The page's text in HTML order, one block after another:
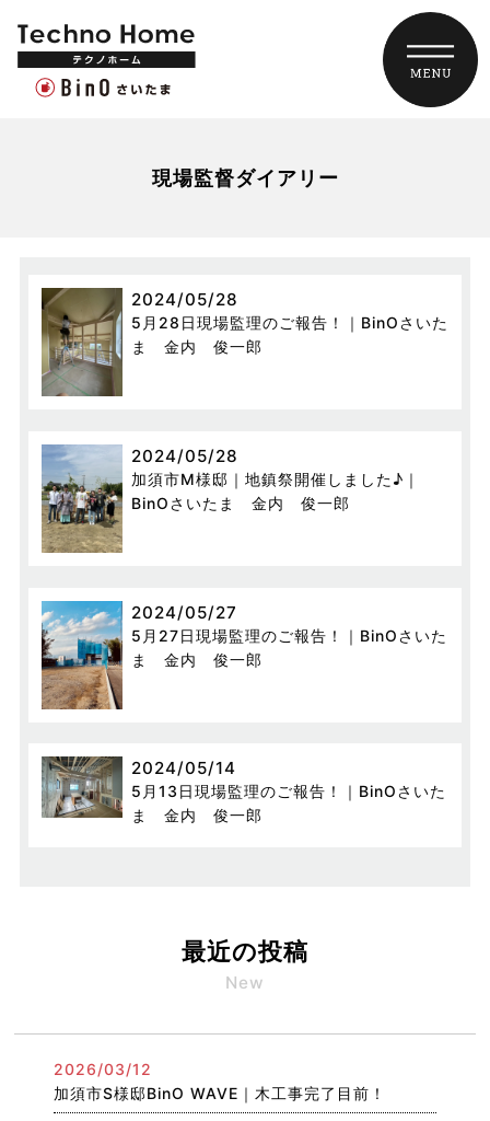
現場監督ダイアリー
2024/05/28
5月28日現場監理のご報告！｜BinOさいた
ま 金内 俊一郎
2024/05/28
加須市M様邸｜地鎮祭開催しました♪｜
BinOさいたま 金内 俊一郎
2024/05/27
5月27日現場監理のご報告！｜BinOさいた
ま 金内 俊一郎
2024/05/14
5月13日現場監理のご報告！｜BinOさいた
ま 金内 俊一郎
最近の投稿
New
2026/03/12
加須市S様邸BinO WAVE｜木工事完了目前！